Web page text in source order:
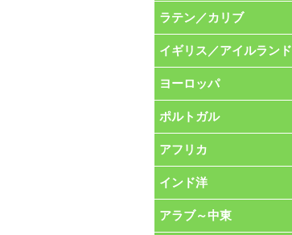
ラテン／カリブ
イギリス／アイルランド
ヨーロッパ
ポルトガル
アフリカ
インド洋
アラブ～中東